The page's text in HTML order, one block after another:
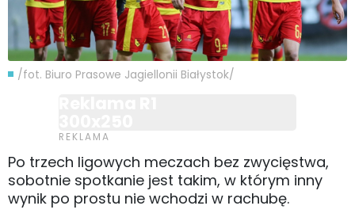
/fot. Biuro Prasowe Jagiellonii Białystok/
Po trzech ligowych meczach bez zwycięstwa,
sobotnie spotkanie jest takim, w którym inny
wynik po prostu nie wchodzi w rachubę.